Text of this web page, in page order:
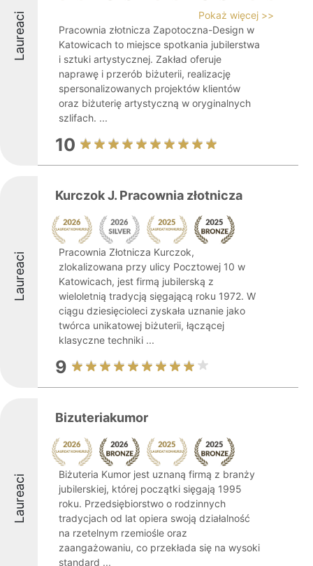
Laureaci
Pokaż więcej >>
Pracownia złotnicza Zapotoczna-Design w
Katowicach to miejsce spotkania jubilerstwa
i sztuki artystycznej. Zakład oferuje
naprawę i przerób biżuterii, realizację
spersonalizowanych projektów klientów
oraz biżuterię artystyczną w oryginalnych
szlifach. ...
10
Laureaci
Kurczok J. Pracownia złotnicza
Pracownia Złotnicza Kurczok,
zlokalizowana przy ulicy Pocztowej 10 w
Katowicach, jest firmą jubilerską z
wieloletnią tradycją sięgającą roku 1972. W
ciągu dziesięcioleci zyskała uznanie jako
twórca unikatowej biżuterii, łączącej
klasyczne techniki ...
9
Laureaci
Bizuteriakumor
Biżuteria Kumor jest uznaną firmą z branży
jubilerskiej, której początki sięgają 1995
roku. Przedsiębiorstwo o rodzinnych
tradycjach od lat opiera swoją działalność
na rzetelnym rzemiośle oraz
zaangażowaniu, co przekłada się na wysoki
standard ...